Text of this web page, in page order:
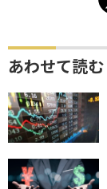
あわせて読む